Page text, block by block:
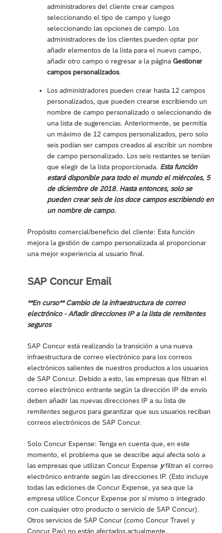
administradores del cliente crear campos
seleccionando el tipo de campo y luego
seleccionando las opciones de campo. Los
administradores de los clientes pueden optar por
añadir elementos de la lista para el nuevo campo,
añadir otro campo o regresar a la página Gestionar
campos personalizados.
Los administradores pueden crear hasta 12 campos
personalizados, que pueden crearse escribiendo un
nombre de campo personalizado o seleccionando de
una lista de sugerencias. Anteriormente, se permitía
un máximo de 12 campos personalizados, pero solo
seis podían ser campos creados al escribir un nombre
de campo personalizado. Los seis restantes se tenían
que elegir de la lista proporcionada. Esta función
estará disponible para todo el mundo el miércoles, 5
de diciembre de 2018. Hasta entonces, solo se
pueden crear seis de los doce campos escribiendo en
un nombre de campo.
Propósito comercial/beneficio del cliente: Esta función
mejora la gestión de campo personalizada al proporcionar
una mejor experiencia al usuario final.
SAP Concur Email
**En curso** Cambio de la infraestructura de correo
electrónico - Añadir direcciones IP a la lista de remitentes
seguros
SAP Concur está realizando la transición a una nueva
infraestructura de correo electrónico para los correos
electrónicos salientes de nuestros productos a los usuarios
de SAP Concur. Debido a esto, las empresas que filtran el
correo electrónico entrante según la dirección IP de envío
deben añadir las nuevas direcciones IP a su lista de
remitentes seguros para garantizar que sus usuarios reciban
correos electrónicos de SAP Concur.
Solo Concur Expense: Tenga en cuenta que, en este
momento, el problema que se describe aquí afecta solo a
las empresas que utilizan Concur Expense yfiltran el correo
electrónico entrante según las direcciones IP. (Esto incluye
todas las ediciones de Concur Expense, ya sea que la
empresa utilice Concur Expense por sí mismo o integrado
con cualquier otro producto o servicio de SAP Concur).
Otros servicios de SAP Concur (como Concur Travel y
Concur Pay) no están afectados actualmente.